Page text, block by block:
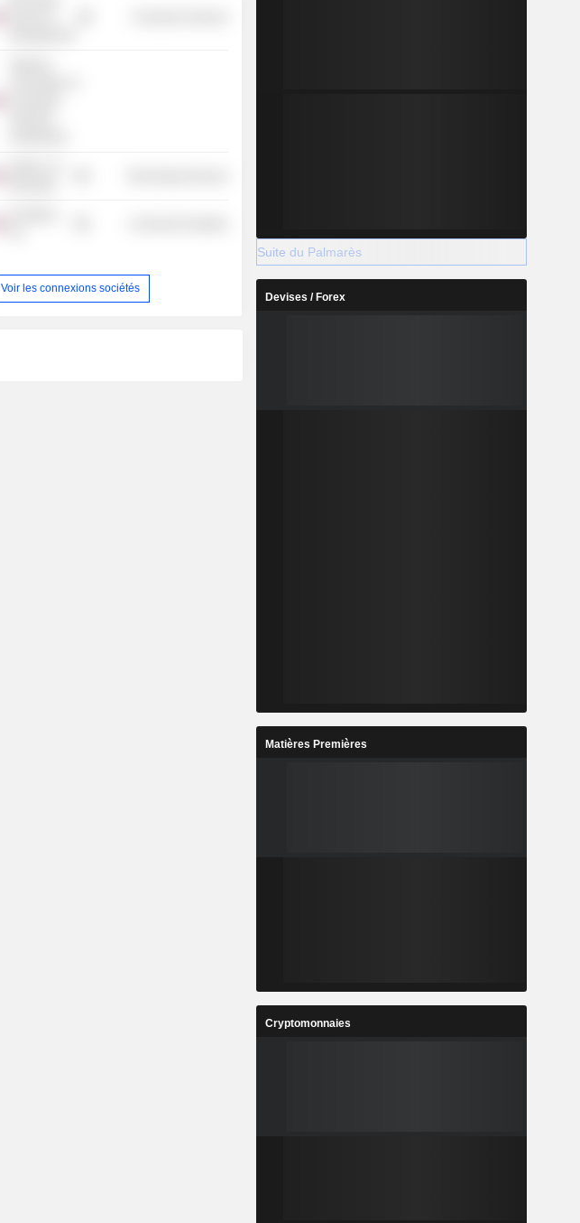
Voir les connexions sociétés
Suite du Palmarès
Devises / Forex
Matières Premières
Cryptomonnaies